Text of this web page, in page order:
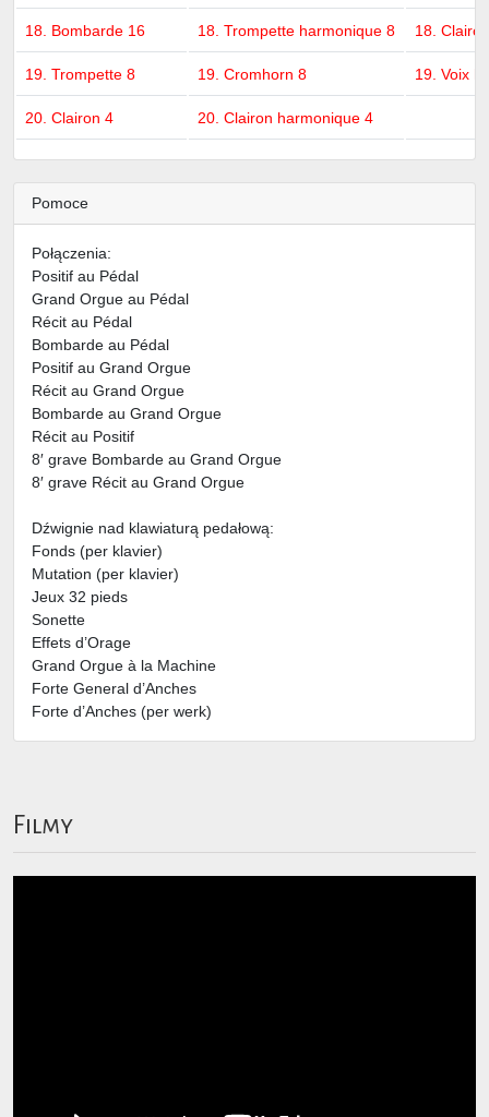
18. Bombarde 16 18. Trompette harmonique 8 18.
19. Trompette 8 19. Cromhorn 8 19. Voix
20. Clairon 4 20. Clairon harmonique 4
Pomoce
Połączenia:
Positif au Pédal
Grand Orgue au Pédal
Récit au Pédal
Bombarde au Pédal
Positif au Grand Orgue
Récit au Grand Orgue
Bombarde au Grand Orgue
Récit au Positif
8′ grave Bombarde au Grand Orgue
8′ grave Récit au Grand Orgue
Dźwignie nad klawiaturą pedałową:
Fonds (per klavier)
Mutation (per klavier)
Jeux 32 pieds
Sonette
Effets d’Orage
Grand Orgue à la Machine
Forte General d’Anches
Forte d’Anches (per werk)
Filmy